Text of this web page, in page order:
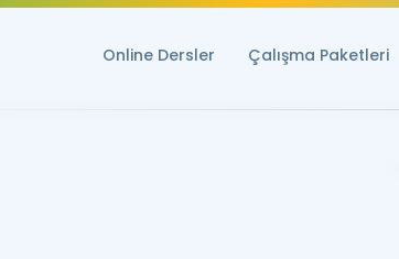
Online Dersler Çalışma Paketleri